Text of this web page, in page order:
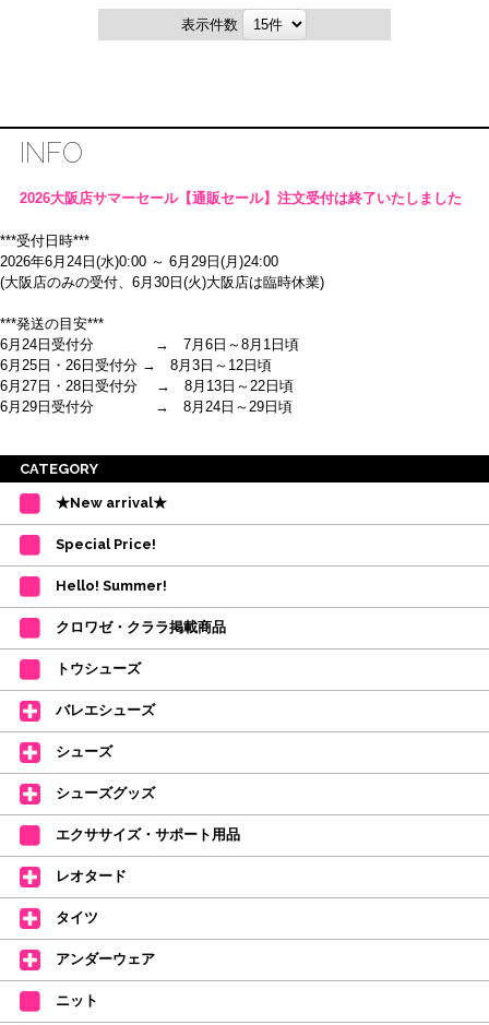
表示件数
INFO
2026大阪店サマーセール【通販セール】注文受付は終了いたしました
***受付日時***
2026年6月24日(水)0:00 ～ 6月29日(月)24:00
(大阪店のみの受付、6月30日(火)大阪店は臨時休業)
***発送の目安***
6月24日受付分 → 7月6日～8月1日頃
6月25日・26日受付分 → 8月3日～12日頃
6月27日・28日受付分 → 8月13日～22日頃
6月29日受付分 → 8月24日～29日頃
※ご注意
・受付順に発送を行いますので、日にち指定はお受けできません。上記の期
間を目安として下さい。
(目安は多少ずれこむ場合がございます。)
・在庫の確保は発送の直前に行います。カートに入れて注文完了となって
も、商品の確保はされておりません。
ご注文商品が在庫切れの場合は、上記お目安の頃にご連絡させていただき
ます。
カード決済をされたお客様は決済金額の変更をさせていただきます。
【ミルバ×たけいみき】オリジナルタオルが新登場!
レッスンのお供にはもちろん、毎日の持ち歩きやギフトにもぴったりのミル
バオリジナルタオルです。
たけいみきさんが描く「夢かわいい」バレエイラストが、そのままタオルに
なりました。
デラロミラノ2026コレクションの販売を開始しました☆
↑ご購入頂いたお客様に、デラロミラノのロゴ入りボールペンをプレゼント
中。
(お一人様1本限りになります)
価格改定のお知らせ
2026年4月1日よりシューズ全般、衣類など商品を値上げしました。
何卒ご理解いただけますようお願い申し上げます
【シューズのフィッティングについて】
全店、ご予約不要です(18:30まで)。タイツ・ソックス・トウパッドを
持参してください。
CATEGORY
★New arrival★
Special Price!
Hello! Summer!
クロワゼ・クララ掲載商品
トウシューズ
バレエシューズ
シューズ
シューズグッズ
エクササイズ・サポート用品
レオタード
タイツ
アンダーウェア
ニット